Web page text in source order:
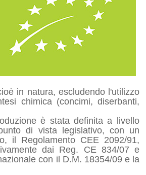
in natura, escludendo l'utilizzo
chimica (concimi, diserbanti,
è stata definita a livello
di vista legislativo, con un
il Regolamento CEE 2092/91,
dai Reg. CE 834/07 e
con il D.M. 18354/09 e la